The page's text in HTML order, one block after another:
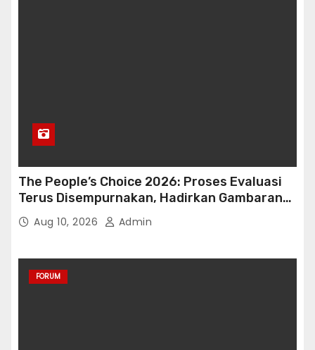
The People’s Choice 2026: Proses Evaluasi
Terus Disempurnakan, Hadirkan Gambaran
Riil Kepercayaan Konsumen Properti
Aug 10, 2026 Admin
FORUM